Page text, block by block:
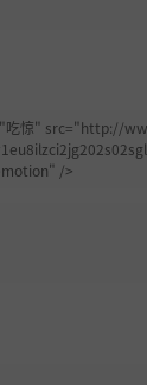
吃惊"
/>